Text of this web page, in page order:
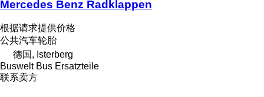
Mercedes Benz Radklappen
根据请求提供价格
公共汽车轮胎
德国, Isterberg
Buswelt Bus Ersatzteile
联系卖方